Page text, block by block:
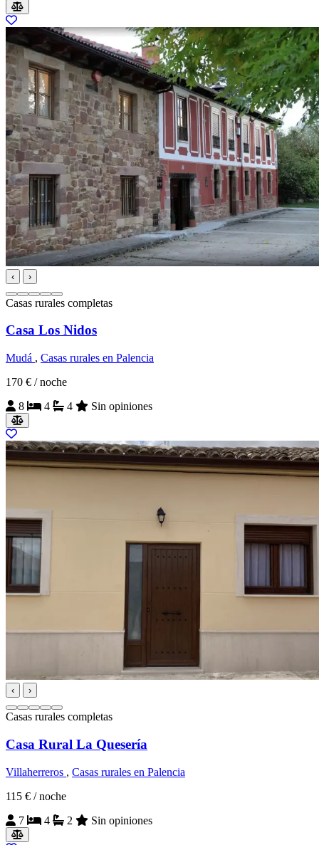
‹ ›
Casas rurales completas
Casa Los Nidos
Mudá , Casas rurales en Palencia
170 € / noche
8
4 4 Sin opiniones
‹ ›
Casas rurales completas
Casa Rural La Quesería
Villaherreros , Casas rurales en Palencia
115 € / noche
7
4 2 Sin opiniones